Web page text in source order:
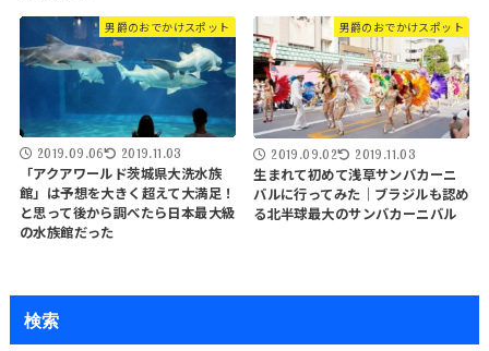
男爵のおでかけスポット
2019.09.06 2019.11.03
「アクアワールド茨城県大洗水族
館」は予想を大きく超えて大満足！
と思って後から調べたら日本最大級
の水族館だった
男爵のおでかけスポット
2019.09.02 2019.11.03
生まれて初めて浅草サンバカーニ
バルに行ってみた｜ブラジルも認め
る北半球最大のサンバカーニバル
検索